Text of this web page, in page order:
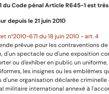
du Code pénal Article R645-1 est
depuis le 21 juin 2010
n°2010-671 du 18 juin 2010 - art. 4
prévue pour les contraventions
d'un spectacle ou d'une exposition
ou d'exhiber en public un
les insignes ou les emblèmes
d'une organisation déclarée
militaire international annexé à
Ajouter